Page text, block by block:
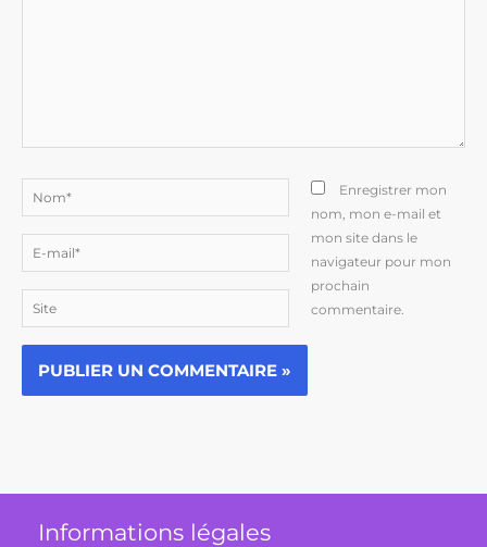
mail*
Enregistrer mon
nom, mon e-mail et
mon site dans le
navigateur pour mon
prochain
commentaire.
Informations légales